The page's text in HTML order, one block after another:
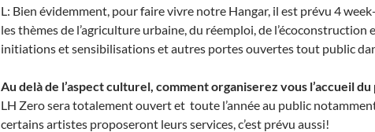
L: Bien évidemment, pour faire vivre notre Hangar, il est prévu 4
les thèmes de l’agriculture urbaine, du réemploi, de
initiations et sensibilisations et autres portes ouvertes tout public
Au delà de l’aspect culturel, comment organiserez vous l’accueil
LH Zero sera totalement ouvert et toute l’année au public
certains artistes proposeront leurs services, c’est prévu aussi!